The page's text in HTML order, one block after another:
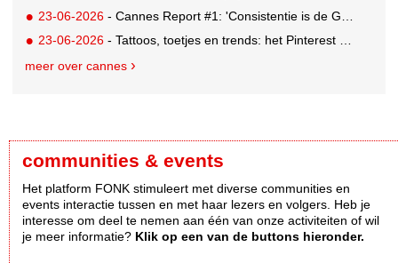
23-06-2026 - Cannes Report #1: 'Consistentie is de GOAT'
23-06-2026 - Tattoos, toetjes en trends: het Pinterest Manifestival zet inspiratie om in iets tastbaars
meer over cannes
communities & events
Het platform FONK stimuleert met diverse communities en
events interactie tussen en met haar lezers en volgers. Heb je
interesse om deel te nemen aan één van onze activiteiten of wil
je meer informatie? Klik op een van de buttons hieronder.